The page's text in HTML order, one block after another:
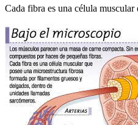
Cada fibra es una célula